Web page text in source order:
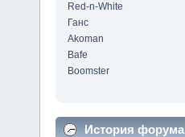
Red-n-White
Ганс
Akoman
Bafe
Boomster
История форума